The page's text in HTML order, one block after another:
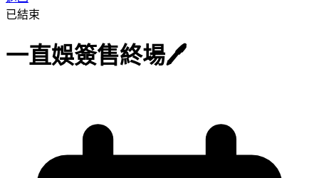
已結束
一直娛簽售終場🖊️